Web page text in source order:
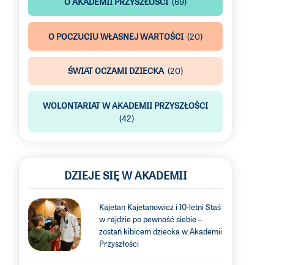
O POCZUCIU WŁASNEJ WARTOŚCI (20)
ŚWIAT OCZAMI DZIECKA (20)
WOLONTARIAT W AKADEMII PRZYSZŁOŚCI
(42)
DZIEJE SIĘ W AKADEMII
Kajetan Kajetanowicz i 10-letni Staś
w rajdzie po pewność siebie –
zostań kibicem dziecka w Akademii
Przyszłości